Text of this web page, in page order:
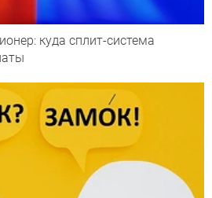
куда сплит-система